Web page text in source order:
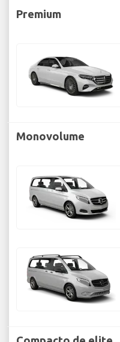
Premium
Monovolume